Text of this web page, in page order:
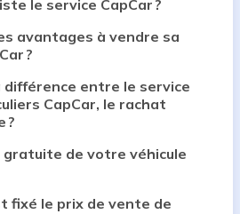
le service CapCar ?
avantages à vendre sa
?
différence entre le service
CapCar, le rachat
?
gratuite de votre véhicule
fixé le prix de vente de